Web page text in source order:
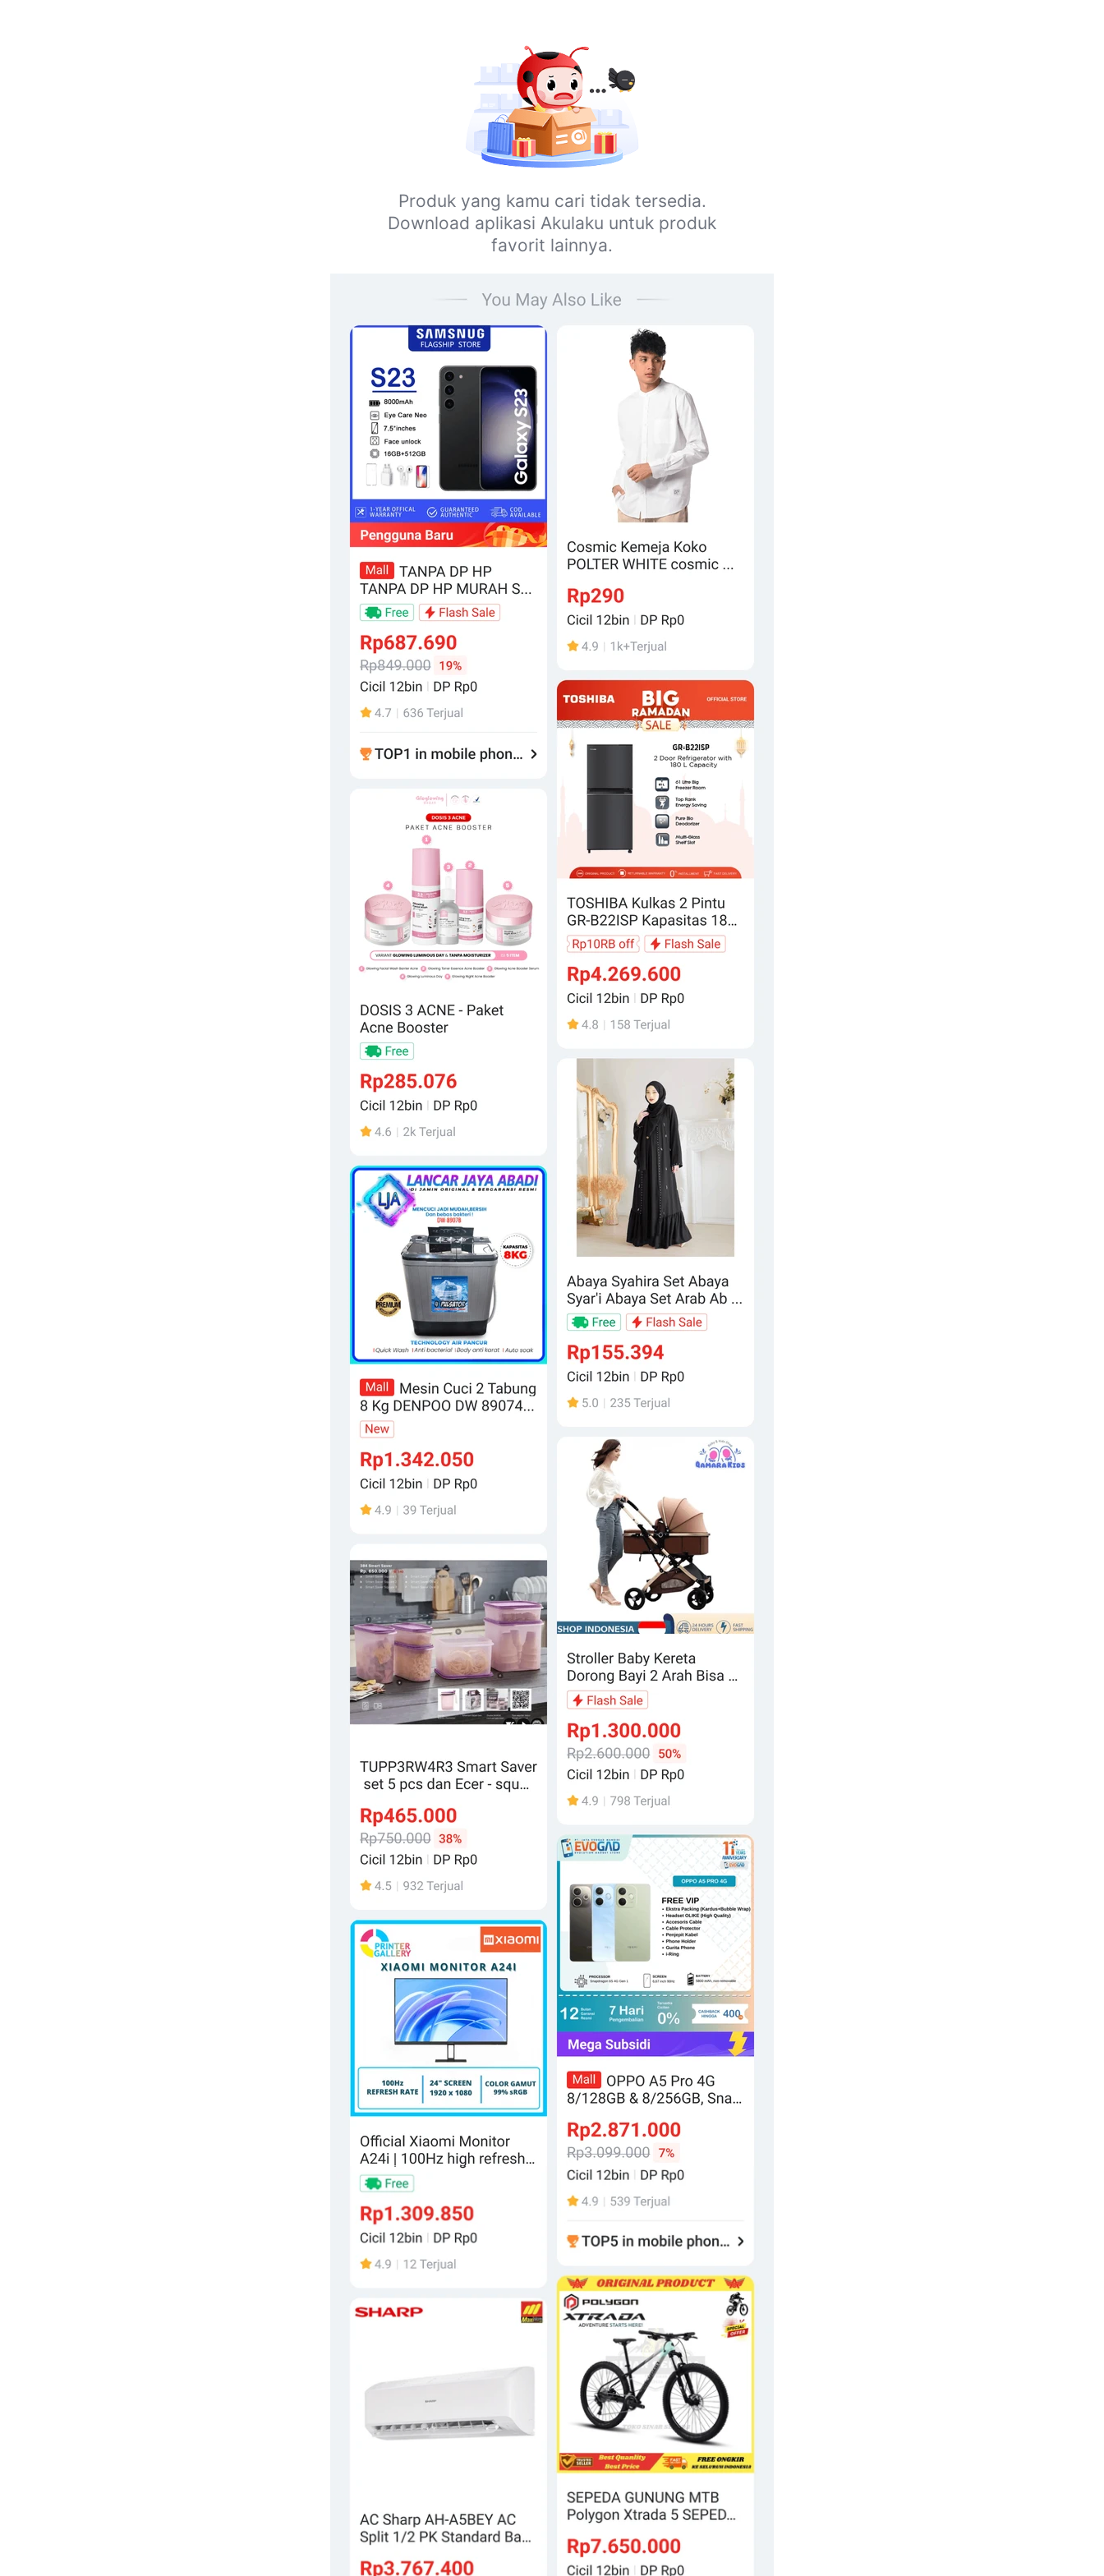
Produk yang kamu cari tidak tersedia.
Download aplikasi Akulaku untuk produk
favorit lainnya.